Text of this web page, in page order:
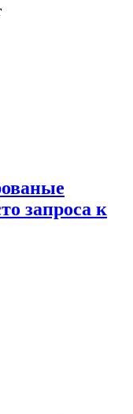
запроса к